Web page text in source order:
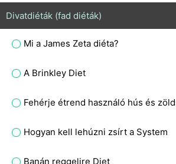
Divatdiéták (fad diéták)
Mi a James Zeta diéta?
A Brinkley Diet
Fehérje étrend használó hús és
Hogyan kell lehúzni zsírt a System
Banán reggelire Diet